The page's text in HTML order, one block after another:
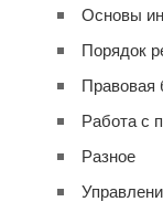
Основы
Порядок
Правовая
Работа с
Разное